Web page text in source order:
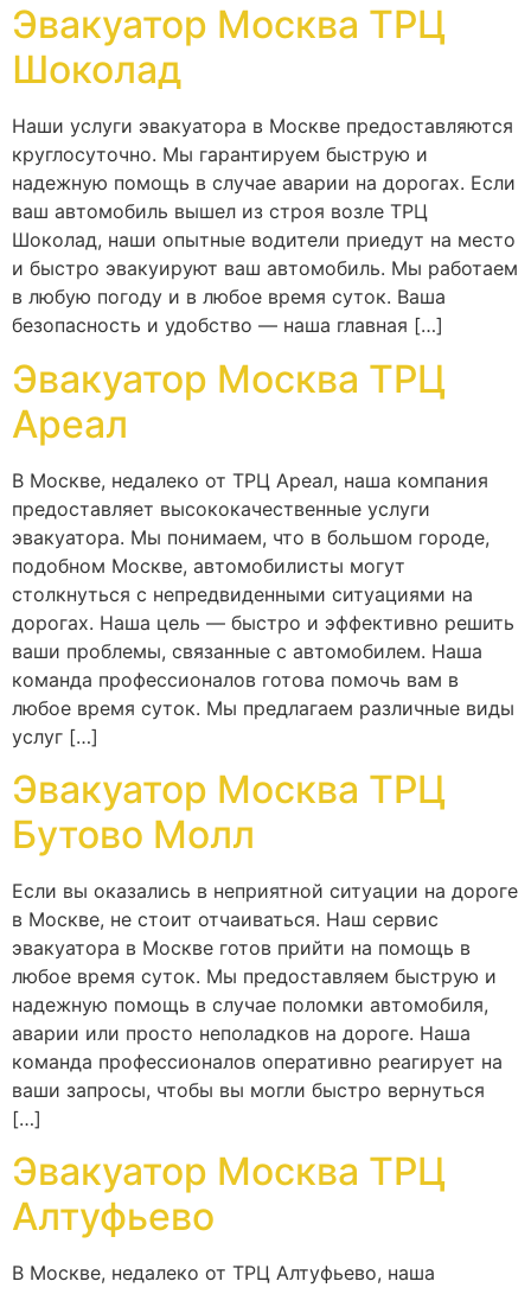
Эвакуатор Москва ТРЦ
Шоколад
Наши услуги эвакуатора в Москве предоставляются
круглосуточно. Мы гарантируем быструю и
надежную помощь в случае аварии на дорогах. Если
ваш автомобиль вышел из строя возле ТРЦ
Шоколад, наши опытные водители приедут на место
и быстро эвакуируют ваш автомобиль. Мы работаем
в любую погоду и в любое время суток. Ваша
безопасность и удобство — наша главная […]
Эвакуатор Москва ТРЦ
Ареал
В Москве, недалеко от ТРЦ Ареал, наша компания
предоставляет высококачественные услуги
эвакуатора. Мы понимаем, что в большом городе,
подобном Москве, автомобилисты могут
столкнуться с непредвиденными ситуациями на
дорогах. Наша цель — быстро и эффективно решить
ваши проблемы, связанные с автомобилем. Наша
команда профессионалов готова помочь вам в
любое время суток. Мы предлагаем различные виды
услуг […]
Эвакуатор Москва ТРЦ
Бутово Молл
Если вы оказались в неприятной ситуации на дороге
в Москве, не стоит отчаиваться. Наш сервис
эвакуатора в Москве готов прийти на помощь в
любое время суток. Мы предоставляем быструю и
надежную помощь в случае поломки автомобиля,
аварии или просто неполадков на дороге. Наша
команда профессионалов оперативно реагирует на
ваши запросы, чтобы вы могли быстро вернуться
[…]
Эвакуатор Москва ТРЦ
Алтуфьево
В Москве, недалеко от ТРЦ Алтуфьево, наша